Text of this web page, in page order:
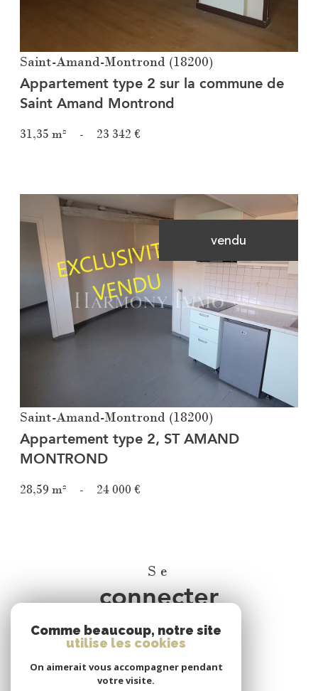
Saint-Amand-Montrond (18200)
Appartement type 2 sur la commune de
Saint Amand Montrond
31,35 m² - 23 342 €
vendu
Voir le bien
Saint-Amand-Montrond (18200)
Appartement type 2, ST AMAND
MONTROND
28,59 m² - 24 000 €
Se
connecter
espace propriétaire
Nous
Comme beaucoup, notre site
utilise les cookies
On aimerait vous accompagner pendant
votre visite.